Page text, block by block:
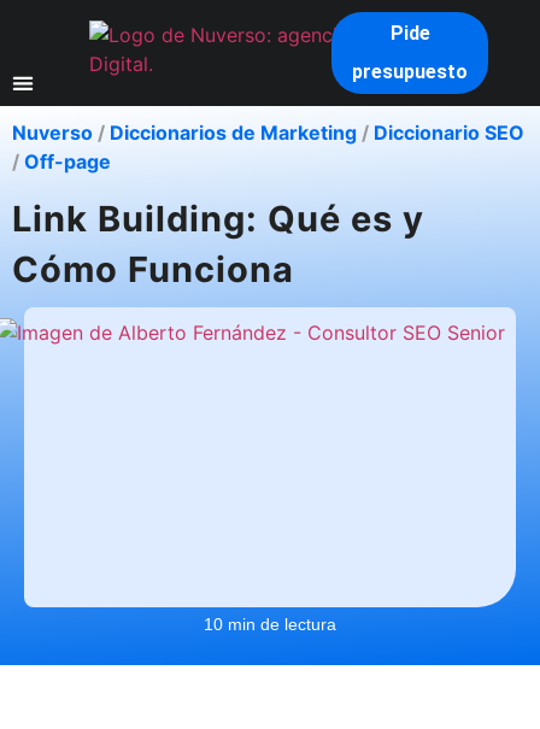
Pide
presupuesto
Nuverso / Diccionarios de Marketing / Diccionario SEO
/ Off-page
Link Building: Qué es y
Cómo Funciona
10 min de lectura